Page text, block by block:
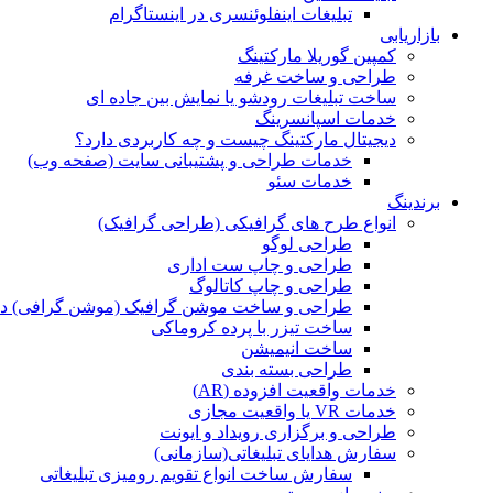
تبلیغات اینفلوئنسری در اینستاگرام
بازاریابی
کمپین گوریلا مارکتینگ
طراحی و ساخت غرفه
ساخت تبلیغات رودشو یا نمایش بین جاده ای
خدمات اسپانسرینگ
دیجیتال مارکتینگ چیست و چه کاربردی دارد؟
خدمات طراحی و پشتیبانی سایت (صفحه وب)
خدمات سئو
برندینگ
انواع طرح های گرافیکی (طراحی گرافیک)
طراحی لوگو
طراحی و چاپ ست اداری
طراحی و چاپ کاتالوگ
طراحی و ساخت موشن گرافیک (موشن گرافی)
ساخت تیزر با پرده کروماکی
ساخت انیمیشن
طراحی بسته بندی
خدمات واقعیت افزوده (AR)
خدمات VR یا واقعیت مجازی
طراحی و برگزاری رویداد و ایونت
سفارش هدایای تبلیغاتی(سازمانی)
سفارش ساخت انواع تقویم رومیزی تبلیغاتی